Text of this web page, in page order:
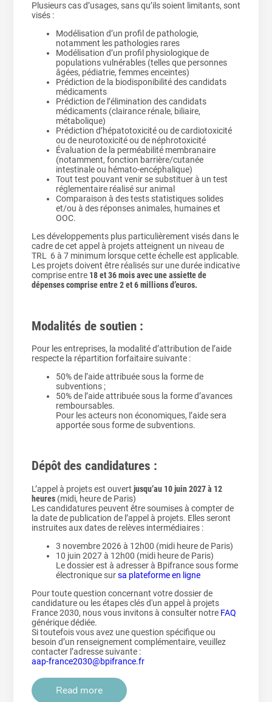
Plusieurs cas d’usages, sans qu’ils soient limitants, sont
visés :
Modélisation d’un profil de pathologie,
notamment les pathologies rares
Modélisation d’un profil physiologique de
populations vulnérables (telles que personnes
âgées, pédiatrie, femmes enceintes)
Prédiction de la biodisponibilité des candidats
médicaments
Prédiction de l’élimination des candidats
médicaments (clairance rénale, biliaire,
métabolique)
Prédiction d’hépatotoxicité ou de cardiotoxicité
ou de neurotoxicité ou de néphrotoxicité
Évaluation de la perméabilité membranaire
(notamment, fonction barrière/cutanée
intestinale ou hémato-encéphalique)
Tout test pouvant venir se substituer à un test
réglementaire réalisé sur animal
Comparaison à des tests statistiques solides
et/ou à des réponses animales, humaines et
OOC.
Les développements plus particulièrement visés dans le
cadre de cet appel à projets atteignent un niveau de
TRL 6 à 7 minimum lorsque cette échelle est applicable.
Les projets doivent être réalisés sur une durée indicative
comprise entre 18 et 36 mois avec une assiette de
dépenses comprise entre 2 et 6 millions d’euros.
Modalités de soutien :
Pour les entreprises, la modalité d’attribution de l’aide
respecte la répartition forfaitaire suivante :
50% de l’aide attribuée sous la forme de
subventions ;
50% de l’aide attribuée sous la forme d’avances
remboursables.
Pour les acteurs non économiques, l’aide sera
apportée sous forme de subventions.
Dépôt des candidatures :
L’appel à projets est ouvert jusqu’au 10 juin 2027 à 12
heures (midi, heure de Paris)
Les candidatures peuvent être soumises à compter de
la date de publication de l’appel à projets. Elles seront
instruites aux dates de relèves intermédiaires :
3 novembre 2026 à 12h00 (midi heure de Paris)
10 juin 2027 à 12h00 (midi heure de Paris)
Le dossier est à adresser à Bpifrance sous forme
électronique sursa plateforme en ligne
Pour toute question concernant votre dossier de
candidature ou les étapes clés d'un appel à projets
France 2030, nous vous invitons à consulter notre FAQ
générique dédiée.
Si toutefois vous avez une question spécifique ou
besoin d’un renseignement complémentaire, veuillez
contacter l’adresse suivante :
aap-france2030@bpifrance.fr
Read more